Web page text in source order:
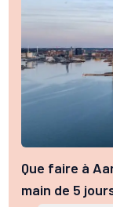
Que faire à
main de 5